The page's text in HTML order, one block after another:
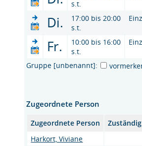
s.t.
Di.
17:00 bis 20:00
s.t.
Fr.
10:00 bis 16:00
s.t.
Gruppe [unbenannt]:
Zugeordnete Person
Zugeordnete Person
Harkort, Viviane